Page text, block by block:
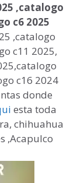
,catalogo
c6 2025
,catalogo
c11 2025,
c16 2024
donde
esta toda
chihuahua
,Acapulco